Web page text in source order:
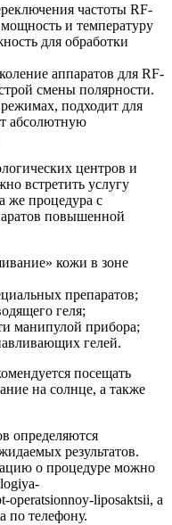
частоты RF-
и температуру
для обработки
аппаратов для RF-
смены полярности.
подходит для
абсолютную
центров и
встретить услугу
же процедура с
повышенной
кожи в зоне
препаратов;
геля;
манипулой прибора;
гелей.
посещать
на солнце, а также
определяются
результатов.
о процедуре можно
operatsionnoy-liposaktsii, а
по телефону.